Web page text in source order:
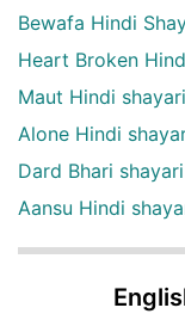
Bewafa Hindi
Heart Broken
Maut Hindi shayari
Alone Hindi
Dard Bhari shayari
Aansu Hindi